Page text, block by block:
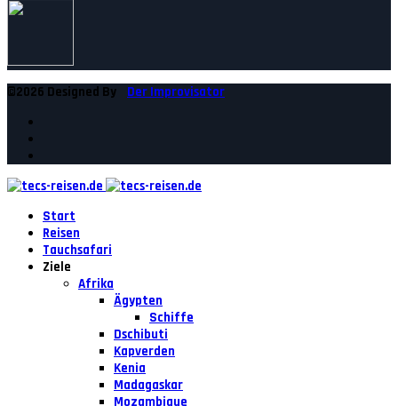
©2026 Designed By Der Improvisator
Start
Reisen
Tauchsafari
Ziele
Afrika
Ägypten
Schiffe
Dschibuti
Kapverden
Kenia
Madagaskar
Mozambique